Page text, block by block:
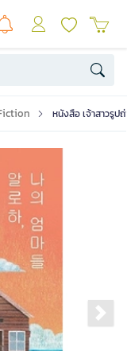
หนังสือ เจ้าสาวรูป